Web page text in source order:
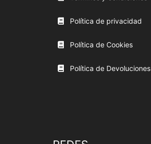
Política de privacidad
Política de Cookies
Política de Devoluciones